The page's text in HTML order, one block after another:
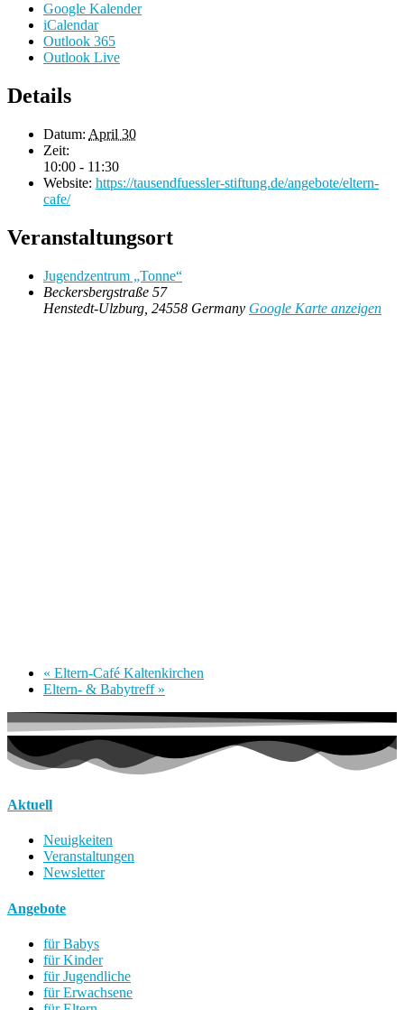
Google Kalender
iCalendar
Outlook 365
Outlook Live
Details
Datum: April 30
Zeit:
10:00 - 11:30
Website: https://tausendfuessler-stiftung.de/angebote/eltern-
cafe/
Veranstaltungsort
Jugendzentrum „Tonne“
Beckersbergstraße 57
Henstedt-Ulzburg 24558 Germany Google Karte anzeigen
« Eltern-Café Kaltenkirchen
Eltern- & Babytreff »
Aktuell
Neuigkeiten
Veranstaltungen
Newsletter
Angebote
für Babys
für Kinder
für Jugendliche
für Erwachsene